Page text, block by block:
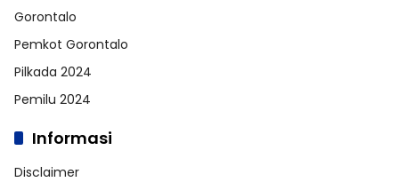
Gorontalo
Pemkot Gorontalo
Pilkada 2024
Pemilu 2024
Informasi
Disclaimer